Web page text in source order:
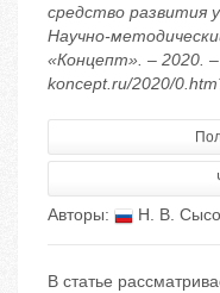
средство развития
Научно-
«Концепт». – 2020.
koncept.ru/2020/
Авторы: Н. В.
В статье